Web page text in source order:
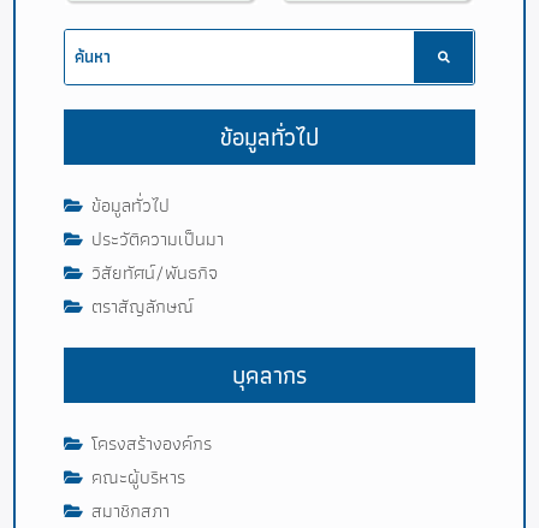
ข้อมูลทั่วไป
ข้อมูลทั่วไป
ประวัติความเป็นมา
วิสัยทัศน์/พันธกิจ
ตราสัญลักษณ์
บุคลากร
โครงสร้างองค์กร
คณะผู้บริหาร
สมาชิกสภา